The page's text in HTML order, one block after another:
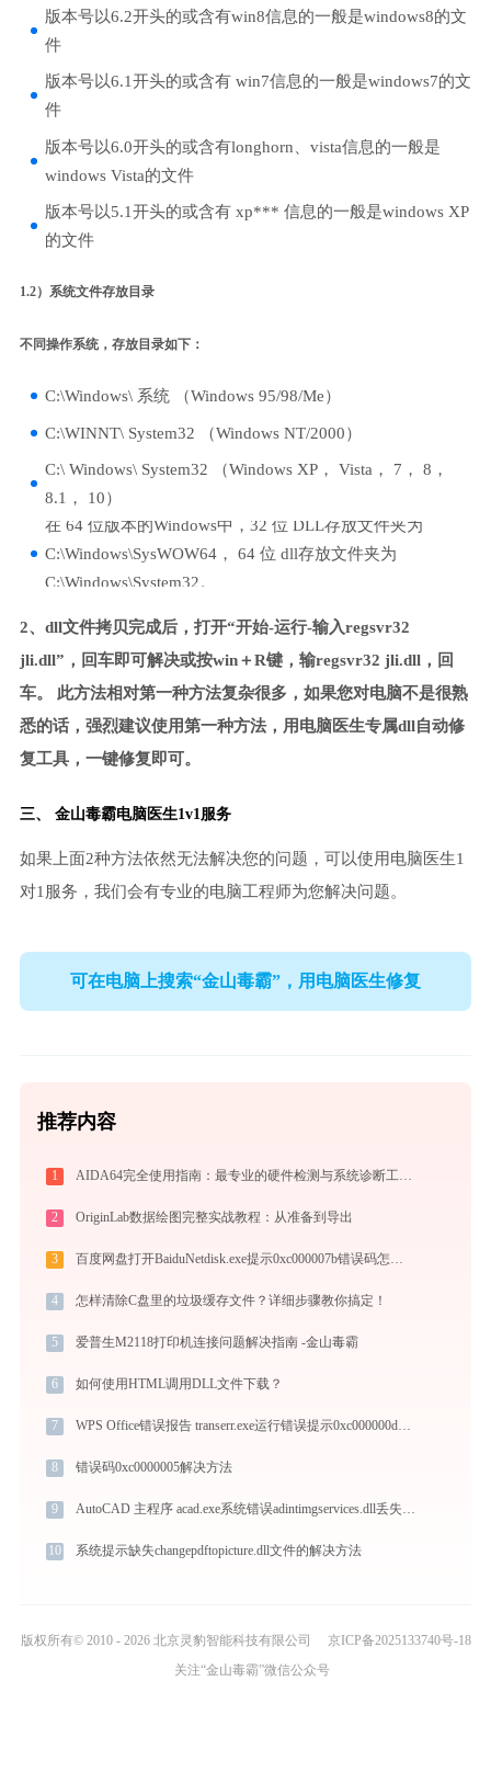
版本号以6.2开头的或含有win8信息的一般是windows8的文
件
版本号以6.1开头的或含有 win7信息的一般是windows7的文
件
版本号以6.0开头的或含有longhorn、vista信息的一般是
windows Vista的文件
版本号以5.1开头的或含有 xp*** 信息的一般是windows XP
的文件
1.2）系统文件存放目录
不同操作系统，存放目录如下：
C:\Windows\ 系统 （Windows 95/98/Me）
C:\WINNT\ System32 （Windows NT/2000）
C:\ Windows\ System32 （Windows XP， Vista， 7， 8，
8.1， 10）
在 64 位版本的Windows中，32 位 DLL存放文件夹为
C:\Windows\SysWOW64， 64 位 dll存放文件夹为
C:\Windows\System32。
2、dll文件拷贝完成后，打开“开始-运行-输入regsvr32
jli.dll”，回车即可解决或按win＋R键，输regsvr32 jli.dll，回
车。 此方法相对第一种方法复杂很多，如果您对电脑不是很熟
悉的话，强烈建议使用第一种方法，用电脑医生专属dll自动修
复工具，一键修复即可。
三、 金山毒霸电脑医生1v1服务
如果上面2种方法依然无法解决您的问题，可以使用电脑医生1
对1服务，我们会有专业的电脑工程师为您解决问题。
可在电脑上搜索“金山毒霸”，用电脑医生修复
推荐内容
1 AIDA64完全使用指南：最专业的硬件检测与系统诊断工具从入门到精通（2026最新）
2 OriginLab数据绘图完整实战教程：从准备到导出
3 百度网盘打开BaiduNetdisk.exe提示0xc000007b错误码怎么办
4 怎样清除C盘里的垃圾缓存文件？详细步骤教你搞定！
5 爱普生M2118打印机连接问题解决指南 -金山毒霸
6 如何使用HTML调用DLL文件下载？
7 WPS Office错误报告 transerr.exe运行错误提示0xc000000d的解决办法
8 错误码0xc0000005解决方法
9 AutoCAD 主程序 acad.exe系统错误adintimgservices.dll丢失如何解决
10 系统提示缺失changepdftopicture.dll文件的解决方法
版权所有© 2010 - 2026 北京灵豹智能科技有限公司
京ICP备2025133740号-18
关注“金山毒霸”微信公众号